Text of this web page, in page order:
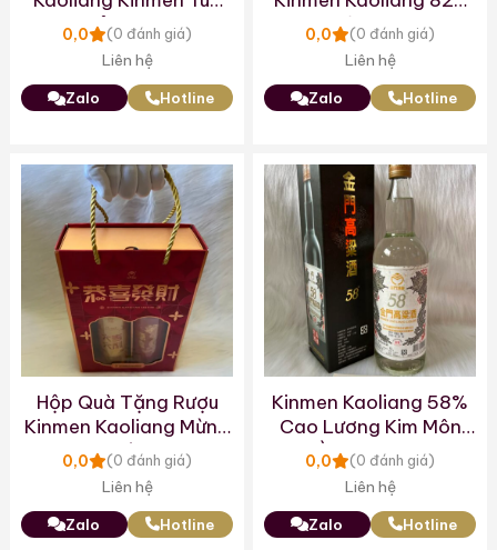
Chỉnh 2015
0,0 (0 đánh giá)
Liên hệ
Zalo Hotline
Hộp Đen
0,0 (0 đánh giá)
Liên hệ
Zalo Hotline
Hộp Quà Tặng Rượu
Kinmen Kaoliang Mừng
Năm Mới 2025
0,0 (0 đánh giá)
Liên hệ
Zalo Hotline
Kinmen Kaoliang 58%
Cao Lương Kim Môn
Rồng Bạch Kim
0,0 (0 đánh giá)
Liên hệ
Zalo Hotline